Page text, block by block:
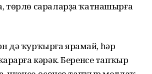
сараларҙа ҡатнашырға
дә ҡурҡырға ярамай, һәр
кәрәк. Беренсе тапҡыр